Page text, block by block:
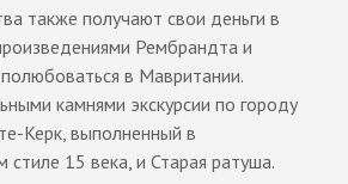
также получают свои деньги в
Рембрандта и
в Мавритании.
камнями экскурсии по городу
Керк, выполненный в
стиле 15 века, и Старая ратуша.